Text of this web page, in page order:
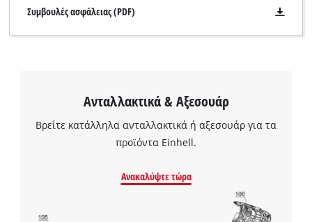
Χρειαζόμαστε τη συγκατάθεσή σας για
να φορτώσουμε την υπηρεσία Google
needs
Συμβουλές ασφάλειας (PDF)
Ανταλλακτικά & Αξεσουάρ
Βρείτε κατάλληλα ανταλλακτικά ή αξεσουάρ για τα
προϊόντα Einhell.
Ανακαλύψτε τώρα